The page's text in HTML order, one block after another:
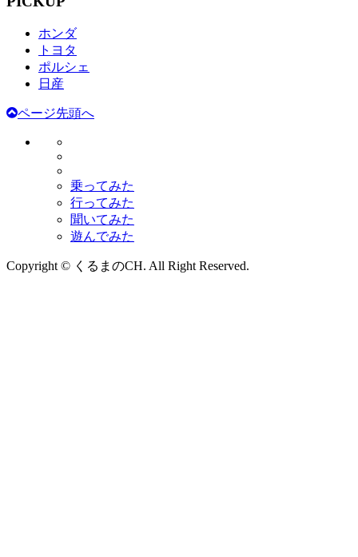
ホンダ
トヨタ
ポルシェ
日産
ページ先頭へ
乗ってみた
行ってみた
聞いてみた
遊んでみた
Copyright © くるまのCH. All Right Reserved.